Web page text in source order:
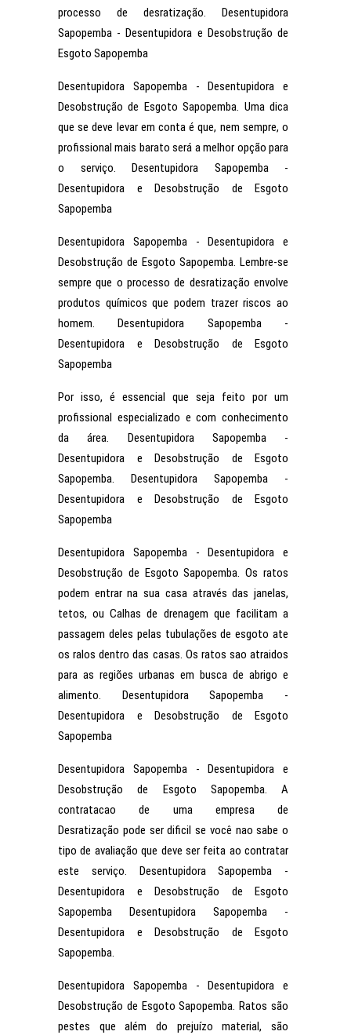
processo de desratização. Desentupidora
Sapopemba - Desentupidora e Desobstrução de
Esgoto Sapopemba
Desentupidora Sapopemba - Desentupidora e
Desobstrução de Esgoto Sapopemba. Uma dica
que se deve levar em conta é que, nem sempre, o
profissional mais barato será a melhor opção para
o serviço. Desentupidora Sapopemba -
Desentupidora e Desobstrução de Esgoto
Sapopemba
Desentupidora Sapopemba - Desentupidora e
Desobstrução de Esgoto Sapopemba. Lembre-se
sempre que o processo de desratização envolve
produtos químicos que podem trazer riscos ao
homem. Desentupidora Sapopemba -
Desentupidora e Desobstrução de Esgoto
Sapopemba
Por isso, é essencial que seja feito por um
profissional especializado e com conhecimento
da área. Desentupidora Sapopemba -
Desentupidora e Desobstrução de Esgoto
Sapopemba. Desentupidora Sapopemba -
Desentupidora e Desobstrução de Esgoto
Sapopemba
Desentupidora Sapopemba - Desentupidora e
Desobstrução de Esgoto Sapopemba. Os ratos
podem entrar na sua casa através das janelas,
tetos, ou Calhas de drenagem que facilitam a
passagem deles pelas tubulações de esgoto ate
os ralos dentro das casas. Os ratos sao atraidos
para as regiões urbanas em busca de abrigo e
alimento. Desentupidora Sapopemba -
Desentupidora e Desobstrução de Esgoto
Sapopemba
Desentupidora Sapopemba - Desentupidora e
Desobstrução de Esgoto Sapopemba. A
contratacao de uma empresa de
Desratização pode ser dificil se você nao sabe o
tipo de avaliação que deve ser feita ao contratar
este serviço. Desentupidora Sapopemba -
Desentupidora e Desobstrução de Esgoto
Sapopemba Desentupidora Sapopemba -
Desentupidora e Desobstrução de Esgoto
Sapopemba.
Desentupidora Sapopemba - Desentupidora e
Desobstrução de Esgoto Sapopemba. Ratos são
pestes que além do prejuízo material, são